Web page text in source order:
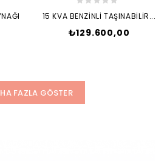
15 KVA BENZİNLİ TAŞINABİLİR...
Fiyat
₺129.600,00
FAZLA GÖSTER